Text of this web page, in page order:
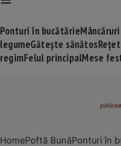
Ponturi în bucătărie
legumeGătește sănătos
regimFelul principalMese
HomePoftă BunăPonturi în